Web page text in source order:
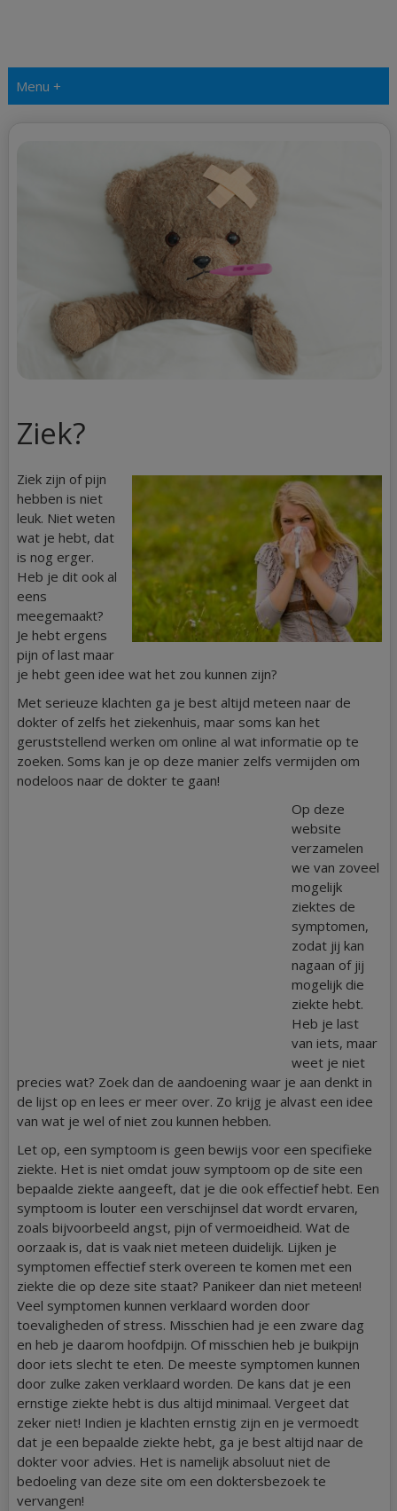
Menu +
Ziek?
Ziek zijn of pijn
hebben is niet
leuk. Niet weten
wat je hebt, dat
is nog erger.
Heb je dit ook al
eens
meegemaakt?
Je hebt ergens
pijn of last maar
je hebt geen idee wat het zou kunnen zijn?
Met serieuze klachten ga je best altijd meteen naar de
dokter of zelfs het ziekenhuis, maar soms kan het
geruststellend werken om online al wat informatie op te
zoeken. Soms kan je op deze manier zelfs vermijden om
nodeloos naar de dokter te gaan!
Op deze
website
verzamelen
we van zoveel
mogelijk
ziektes de
symptomen,
zodat jij kan
nagaan of jij
mogelijk die
ziekte hebt.
Heb je last
van iets, maar
weet je niet
precies wat? Zoek dan de aandoening waar je aan denkt in
de lijst op en lees er meer over. Zo krijg je alvast een idee
van wat je wel of niet zou kunnen hebben.
Let op, een symptoom is geen bewijs voor een specifieke
ziekte. Het is niet omdat jouw symptoom op de site een
bepaalde ziekte aangeeft, dat je die ook effectief hebt. Een
symptoom is louter een verschijnsel dat wordt ervaren,
zoals bijvoorbeeld angst, pijn of vermoeidheid. Wat de
oorzaak is, dat is vaak niet meteen duidelijk. Lijken je
symptomen effectief sterk overeen te komen met een
ziekte die op deze site staat? Panikeer dan niet meteen!
Veel symptomen kunnen verklaard worden door
toevaligheden of stress. Misschien had je een zware dag
en heb je daarom hoofdpijn. Of misschien heb je buikpijn
door iets slecht te eten. De meeste symptomen kunnen
door zulke zaken verklaard worden. De kans dat je een
ernstige ziekte hebt is dus altijd minimaal. Vergeet dat
zeker niet! Indien je klachten ernstig zijn en je vermoedt
dat je een bepaalde ziekte hebt, ga je best altijd naar de
dokter voor advies. Het is namelijk absoluut niet de
bedoeling van deze site om een doktersbezoek te
vervangen!